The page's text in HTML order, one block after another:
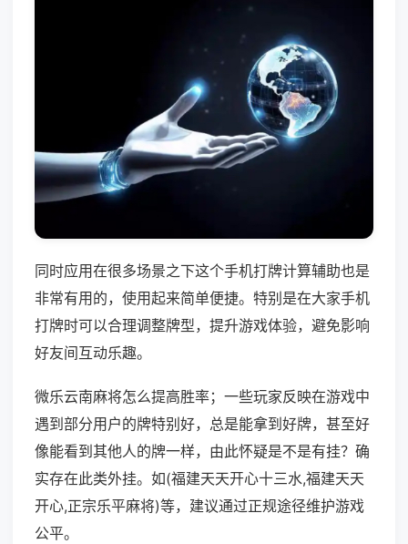
同时应用在很多场景之下这个手机打牌计算辅助也是
非常有用的，使用起来简单便捷。特别是在大家手机
打牌时可以合理调整牌型，提升游戏体验，避免影响
好友间互动乐趣。
微乐云南麻将怎么提高胜率；一些玩家反映在游戏中
遇到部分用户的牌特别好，总是能拿到好牌，甚至好
像能看到其他人的牌一样，由此怀疑是不是有挂？确
实存在此类外挂。如(福建天天开心十三水,福建天天
开心,正宗乐平麻将)等，建议通过正规途径维护游戏
公平。